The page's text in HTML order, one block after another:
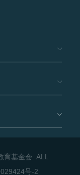
基金会. ALL
号-2